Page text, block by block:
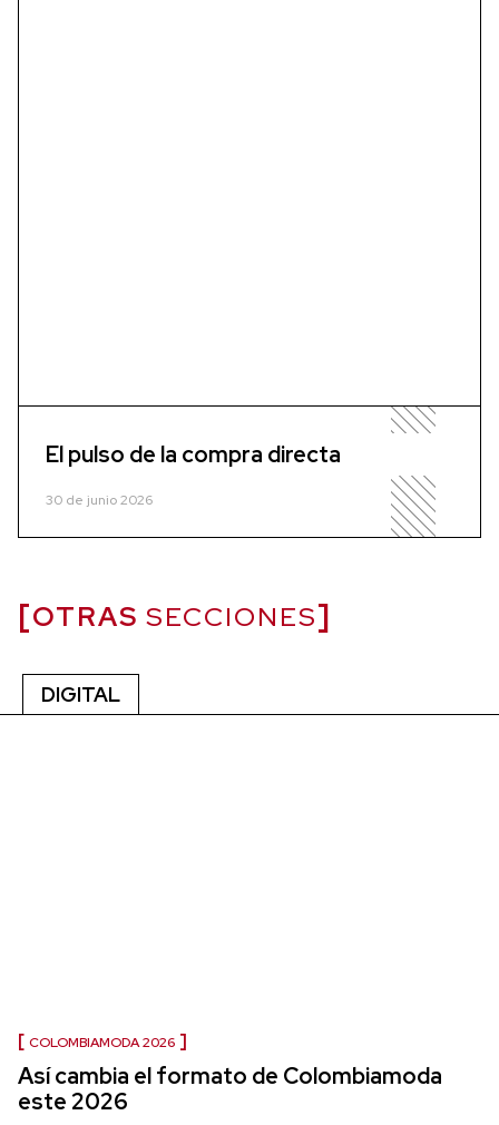
El pulso de la compra directa
30 de junio 2026
OTRAS SECCIONES
DIGITAL
COLOMBIAMODA 2026
Así cambia el formato de Colombiamoda
este 2026